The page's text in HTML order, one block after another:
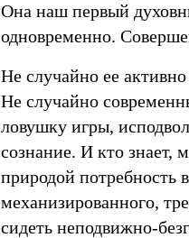
Она наш первый
одновременно.
Не случайно ее
Не случайно
ловушку игры,
сознание. И кто знает,
природой потребность
механизированного,
сидеть неподвижно-